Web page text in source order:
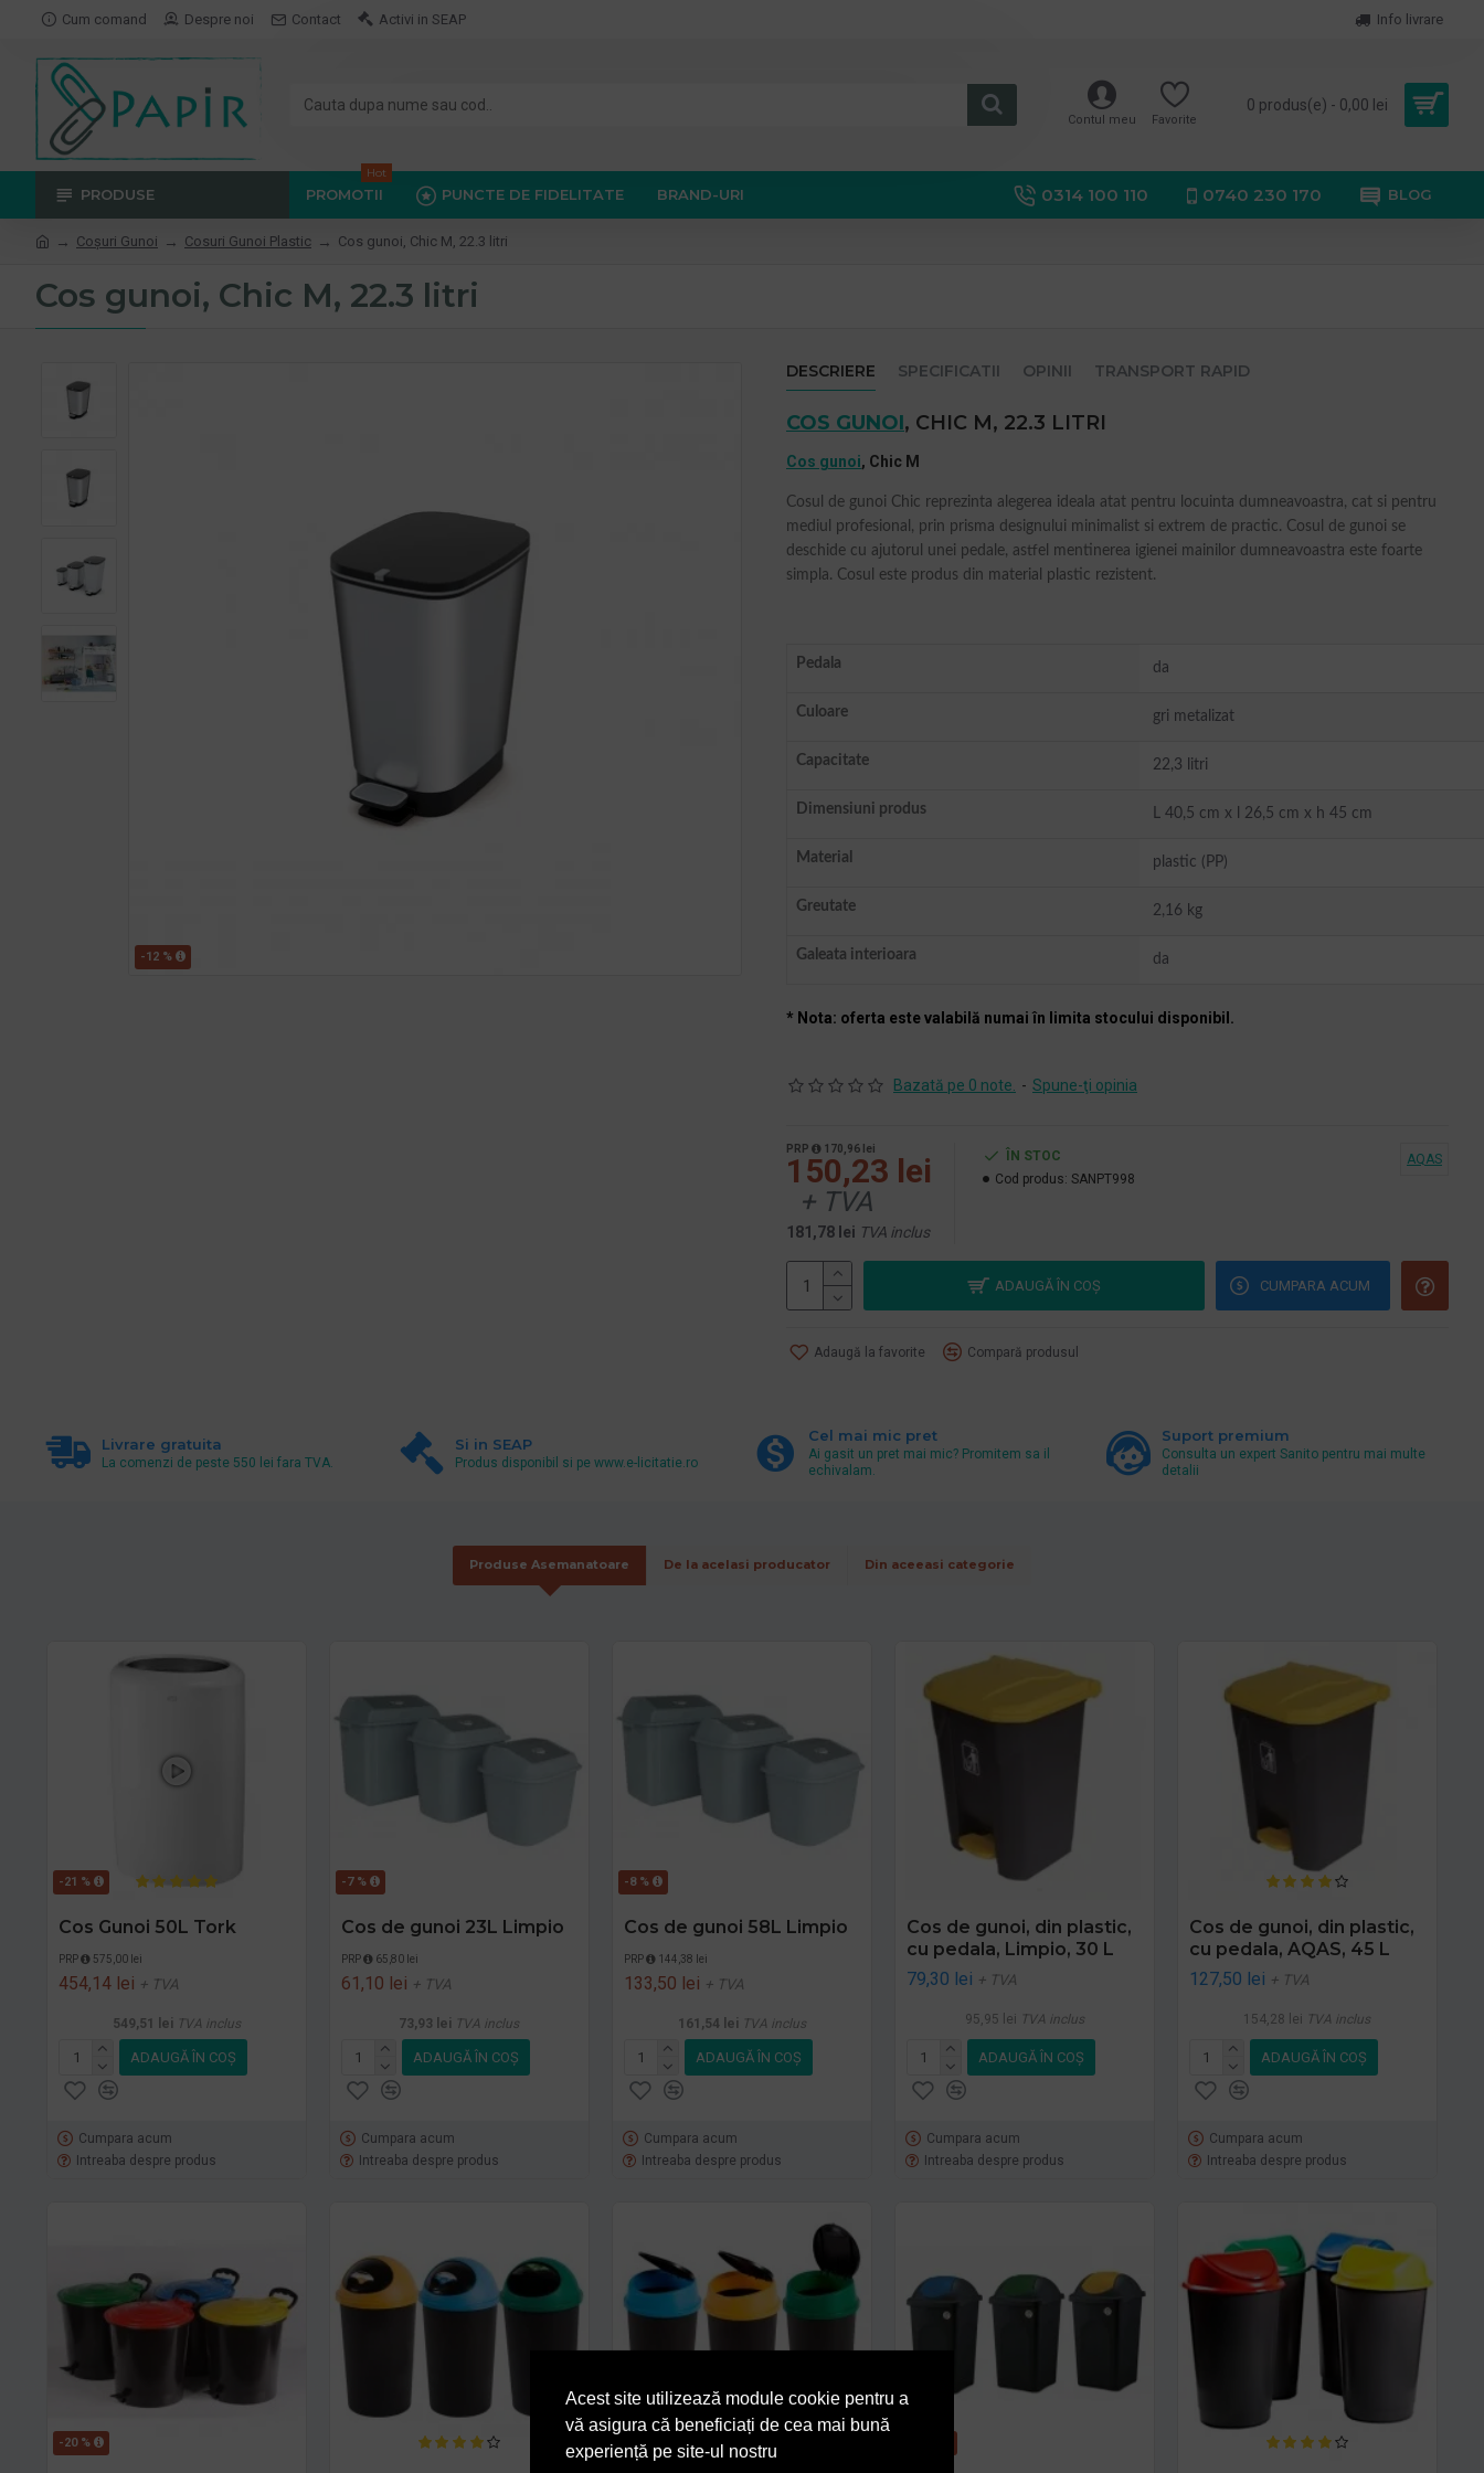
Acest site utilizează module cookie pentru a
vă asigura că beneficiați de cea mai bună
experiență pe site-ul nostru
Cum comand Despre noi Contact Activi in SEAP Info livrare
Contul meu Favorite
0 produs(e) - 0,00 lei
PRODUSE PROMOTII
Hot
PUNCTE DE FIDELITATE BRAND-URI 0314 100 110 0740 230 170 BLOG
Coşuri Gunoi Cosuri Gunoi Plastic Cos gunoi, Chic M, 22.3 litri
Cos gunoi, Chic M, 22.3 litri
-12 %
DESCRIERE SPECIFICATII OPINII TRANSPORT RAPID
COS GUNOI, CHIC M, 22.3 LITRI
Cos gunoi, Chic M
Cosul de gunoi Chic reprezinta alegerea ideala atat pentru locuinta dumneavoastra, cat si pentru
mediul profesional, prin prisma designului minimalist si extrem de practic. Cosul de gunoi se
deschide cu ajutorul unei pedale, astfel mentinerea igienei mainilor dumneavoastra este foarte
simpla. Cosul este produs din material plastic rezistent.
Pedala da
Culoare gri metalizat
Capacitate 22,3 litri
Dimensiuni produs L 40,5 cm x l 26,5 cm x h 45 cm
Material plastic (PP)
Greutate 2,16 kg
Galeata interioara da
* Nota: oferta este valabilă numai în limita stocului disponibil.
Bazată pe 0 note. - Spune-ţi opinia
PRP 170,96 lei
150,23 lei
+ TVA
181,78 lei TVA inclus
ÎN STOC
Cod produs: SANPT998
AQAS
ADAUGĂ ÎN COŞ CUMPARA ACUM
Adaugă la favorite Compară produsul
Livrare gratuita
La comenzi de peste 550 lei fara TVA.
Si in SEAP
Produs disponibil si pe www.e-licitatie.ro
Cel mai mic pret
Ai gasit un pret mai mic? Promitem sa il
echivalam.
Suport premium
Consulta un expert Sanito pentru mai multe
detalii
Produse Asemanatoare De la acelasi producator Din aceeasi categorie
-21 %
Cos Gunoi 50L Tork
PRP 575,00 lei
454,14 lei + TVA
549,51 lei TVA inclus
ADAUGĂ ÎN COŞ
Cumpara acum
Intreaba despre produs
-7 %
Cos de gunoi 23L Limpio
PRP 65,80 lei
61,10 lei + TVA
73,93 lei TVA inclus
ADAUGĂ ÎN COŞ
Cumpara acum
Intreaba despre produs
-8 %
Cos de gunoi 58L Limpio
PRP 144,38 lei
133,50 lei + TVA
161,54 lei TVA inclus
ADAUGĂ ÎN COŞ
Cumpara acum
Intreaba despre produs
Cos de gunoi, din plastic,
cu pedala, Limpio, 30 L
79,30 lei + TVA
95,95 lei TVA inclus
ADAUGĂ ÎN COŞ
Cumpara acum
Intreaba despre produs
Cos de gunoi, din plastic,
cu pedala, AQAS, 45 L
127,50 lei + TVA
154,28 lei TVA inclus
ADAUGĂ ÎN COŞ
Cumpara acum
Intreaba despre produs
-20 % -26 %